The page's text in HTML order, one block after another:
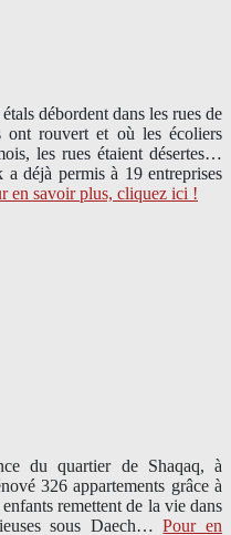
débordent dans les rues de
ont rouvert et où les écoliers
les rues étaient désertes…
déjà permis à 19 entreprises
en savoir plus, cliquez ici !
du quartier de Shaqaq, à
326 appartements grâce à
remettent de la vie dans
sous Daech… Pour en